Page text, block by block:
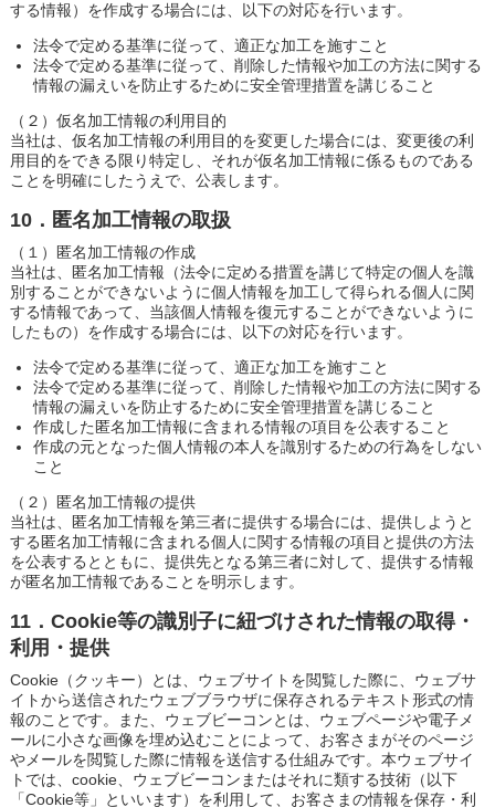
する情報）を作成する場合には、以下の対応を行います。
法令で定める基準に従って、適正な加工を施すこと
法令で定める基準に従って、削除した情報や加工の方法に関する
情報の漏えいを防止するために安全管理措置を講じること
（２）仮名加工情報の利用目的
当社は、仮名加工情報の利用目的を変更した場合には、変更後の利
用目的をできる限り特定し、それが仮名加工情報に係るものである
ことを明確にしたうえで、公表します。
10．匿名加工情報の取扱
（１）匿名加工情報の作成
当社は、匿名加工情報（法令に定める措置を講じて特定の個人を識
別することができないように個人情報を加工して得られる個人に関
する情報であって、当該個人情報を復元することができないように
したもの）を作成する場合には、以下の対応を行います。
法令で定める基準に従って、適正な加工を施すこと
法令で定める基準に従って、削除した情報や加工の方法に関する
情報の漏えいを防止するために安全管理措置を講じること
作成した匿名加工情報に含まれる情報の項目を公表すること
作成の元となった個人情報の本人を識別するための行為をしない
こと
（２）匿名加工情報の提供
当社は、匿名加工情報を第三者に提供する場合には、提供しようと
する匿名加工情報に含まれる個人に関する情報の項目と提供の方法
を公表するとともに、提供先となる第三者に対して、提供する情報
が匿名加工情報であることを明示します。
11．Cookie等の識別子に紐づけされた情報の取得・
利用・提供
Cookie（クッキー）とは、ウェブサイトを閲覧した際に、ウェブサ
イトから送信されたウェブブラウザに保存されるテキスト形式の情
報のことです。また、ウェブビーコンとは、ウェブページや電子メ
ールに小さな画像を埋め込むことによって、お客さまがそのページ
やメールを閲覧した際に情報を送信する仕組みです。本ウェブサイ
トでは、cookie、ウェブビーコンまたはそれに類する技術（以下
「Cookie等」といいます）を利用して、お客さまの情報を保存・利